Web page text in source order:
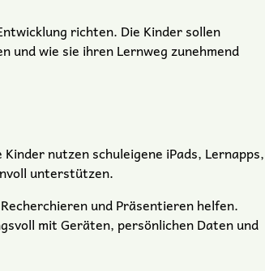
richten. Die Kinder sollen
wie sie ihren Lernweg zunehmend
nutzen schuleigene iPads, Lernapps,
unterstützen.
und Präsentieren helfen.
mit Geräten, persönlichen Daten und